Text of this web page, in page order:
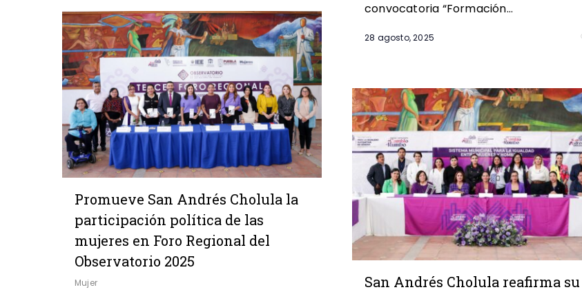
convocatoria “Formación…
28 agosto, 2025
Promueve San Andrés Cholula la
participación política de las
mujeres en Foro Regional del
Observatorio 2025
Mujer
San Andrés Cholula reafirma su